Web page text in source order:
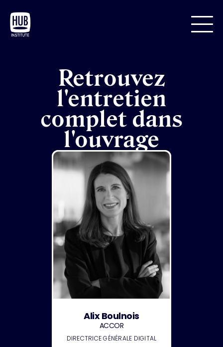
Retrouvez
l'entretien
complet dans
l'ouvrage
Alix Boulnois
ACCOR
DIRECTRICE GÉNÉRALE DIGITAL